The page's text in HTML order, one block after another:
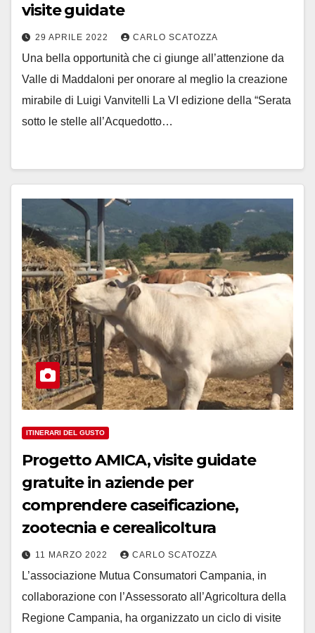
visite guidate
29 APRILE 2022 CARLO SCATOZZA
Una bella opportunità che ci giunge all’attenzione da
Valle di Maddaloni per onorare al meglio la creazione
mirabile di Luigi Vanvitelli La VI edizione della “Serata
sotto le stelle all’Acquedotto…
ITINERARI DEL GUSTO
Progetto AMICA, visite guidate
gratuite in aziende per
comprendere caseificazione,
zootecnia e cerealicoltura
11 MARZO 2022 CARLO SCATOZZA
L’associazione Mutua Consumatori Campania, in
collaborazione con l’Assessorato all’Agricoltura della
Regione Campania, ha organizzato un ciclo di visite